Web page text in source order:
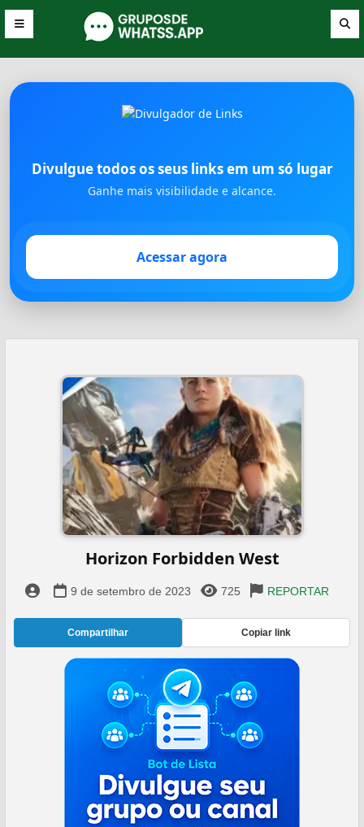
Divulgue todos os seus links em um só lugar
Ganhe mais visibilidade e alcance.
Acessar agora
Horizon Forbidden West
9 de setembro de 2023 725 REPORTAR
Compartilhar Copiar link